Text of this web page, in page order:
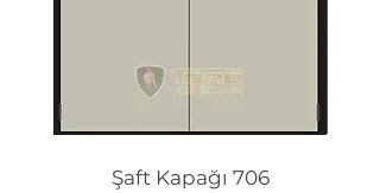
Şaft Kapağı 706